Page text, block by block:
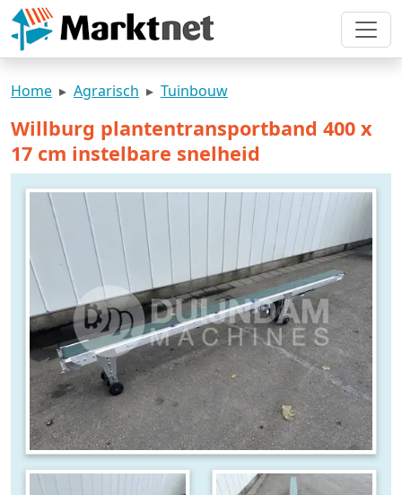
Home Agrarisch Tuinbouw
Willburg plantentransportband 400 x
17 cm instelbare snelheid